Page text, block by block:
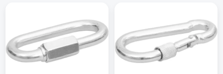
o
d
i
s